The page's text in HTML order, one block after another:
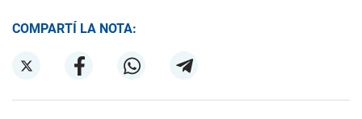
COMPARTÍ LA NOTA: